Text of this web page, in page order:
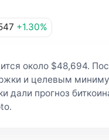
+1.30%
около $48,694.
и целевым
дали прогноз